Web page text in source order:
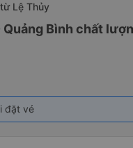
Lệ Thủy
Bình chất
đặt vé